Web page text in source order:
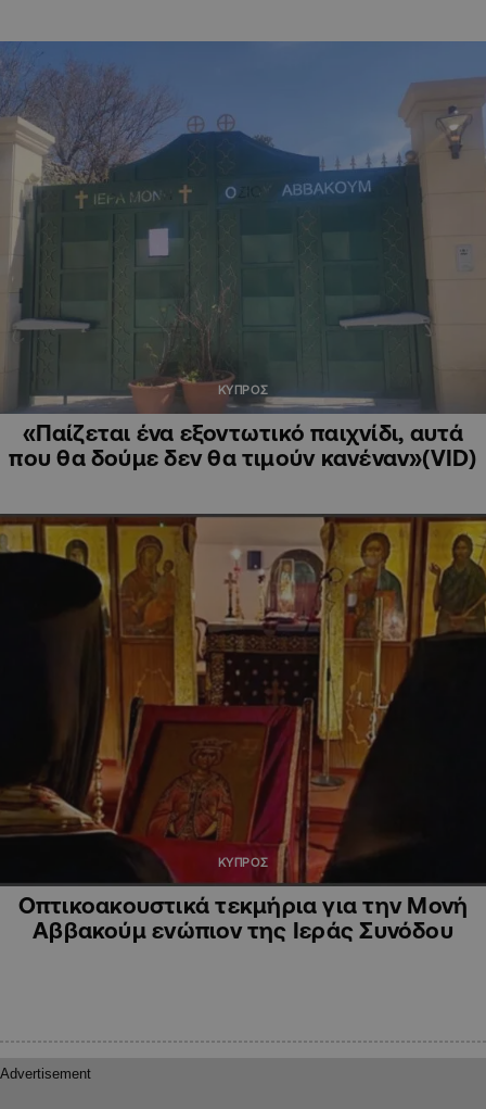
ΚΥΠΡΟΣ
«Παίζεται ένα εξοντωτικό παιχνίδι, αυτά
που θα δούμε δεν θα τιμούν κανέναν»(VID)
ΚΥΠΡΟΣ
Οπτικοακουστικά τεκμήρια για την Μονή
Αββακούμ ενώπιον της Ιεράς Συνόδου